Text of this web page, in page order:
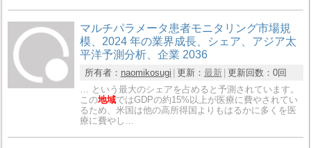
マルチパラメータ患者モニタリング市場規
模、2024 年の業界成長、シェア、アジア太
平洋予測分析、企業 2036
所有者： naomikosugi 更新： 最新 更新回数： 0回
… という最大のシェアを占めると予測されています。
この地域ではGDPの約15%以上が医療に費やされてい
るため、米国は他の高所得国よりもはるかに多くを医
療に費やし…